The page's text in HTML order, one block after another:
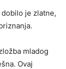
je zlatne,
mladog
Ovaj